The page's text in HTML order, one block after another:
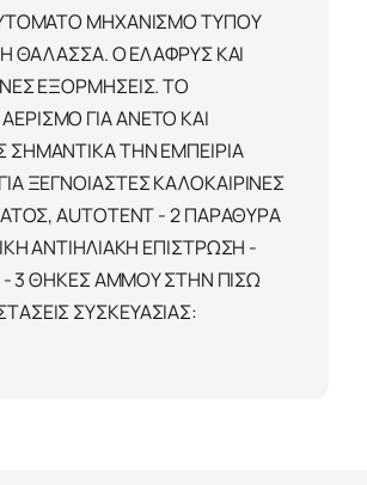
ΜΗΧΑΝΙΣΜΟ ΤΥΠΟΥ
ΘΑΛΑΣΣΑ. Ο ΕΛΑΦΡΥΣ ΚΑΙ
ΕΞΟΡΜΗΣΕΙΣ. ΤΟ
ΓΙΑ ΑΝΕΤΟ ΚΑΙ
ΤΗΝ ΕΜΠΕΙΡΙΑ
ΞΕΓΝΟΙΑΣΤΕΣ ΚΑΛΟΚΑΙΡΙΝΕΣ
AUTOTENT - 2 ΠΑΡΑΘΥΡA
ΑΝΤΙΗΛΙΑΚΗ ΕΠΙΣΤΡΩΣΗ -
- 3 ΘΗΚΕΣ ΑΜΜΟΥ ΣΤΗΝ ΠΙΣΩ
ΣΥΣΚΕΥΑΣΙΑΣ: